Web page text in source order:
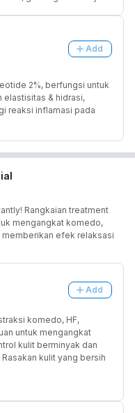
Add
2%, berfungsi untuk
elastisitas & hidrasi,
reaksi inflamasi pada
Rangkaian treatment
mengangkat komedo,
efek relaksasi
Add
komedo, HF,
untuk mengangkat
kulit berminyak dan
kulit yang bersih